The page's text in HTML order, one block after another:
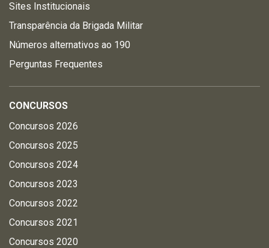
Sites Institucionais
Transparência da Brigada Militar
Números alternativos ao 190
Perguntas Frequentes
CONCURSOS
Concursos 2026
Concursos 2025
Concursos 2024
Concursos 2023
Concursos 2022
Concursos 2021
Concursos 2020